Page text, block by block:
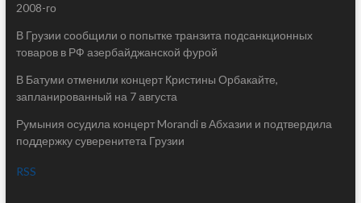
2008-го
В Грузии сообщили о попытке транзита подсанкционных
товаров в РФ азербайджанской фурой
В Батуми отменили концерт Кристины Орбакайте,
запланированный на 7 августа
Румыния осудила концерт Morandi в Абхазии и подтвердила
поддержку суверенитета Грузии
RSS